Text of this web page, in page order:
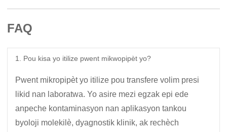
FAQ
1. Pou kisa yo itilize pwent mikwopipèt yo?
Pwent mikropipèt yo itilize pou transfere volim presi
likid nan laboratwa. Yo asire mezi egzak epi ede
anpeche kontaminasyon nan aplikasyon tankou
byoloji molekilè, dyagnostik klinik, ak rechèch